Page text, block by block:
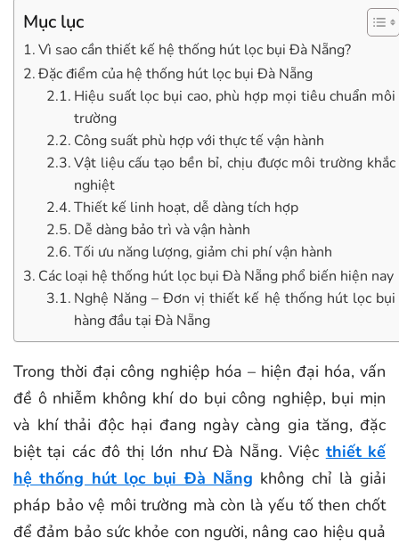
Mục lục
Vì sao cần thiết kế hệ thống hút lọc bụi Đà Nẵng?
Đặc điểm của hệ thống hút lọc bụi Đà Nẵng
Hiệu suất lọc bụi cao, phù hợp mọi tiêu chuẩn môi
trường
Công suất phù hợp với thực tế vận hành
Vật liệu cấu tạo bền bỉ, chịu được môi trường khắc
nghiệt
Thiết kế linh hoạt, dễ dàng tích hợp
Dễ dàng bảo trì và vận hành
Tối ưu năng lượng, giảm chi phí vận hành
Các loại hệ thống hút lọc bụi Đà Nẵng phổ biến hiện nay
Nghệ Năng – Đơn vị thiết kế hệ thống hút lọc bụi
hàng đầu tại Đà Nẵng
Trong thời đại công nghiệp hóa – hiện đại hóa, vấn
đề ô nhiễm không khí do bụi công nghiệp, bụi mịn
và khí thải độc hại đang ngày càng gia tăng, đặc
biệt tại các đô thị lớn như Đà Nẵng. Việc thiết kế
hệ thống hút lọc bụi Đà Nẵng không chỉ là giải
pháp bảo vệ môi trường mà còn là yếu tố then chốt
để đảm bảo sức khỏe con người, nâng cao hiệu quả